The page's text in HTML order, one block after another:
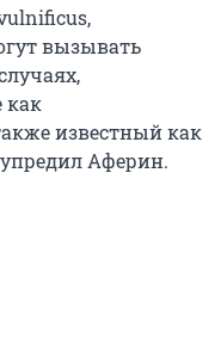
вызывать
как
известный как
Аферин.